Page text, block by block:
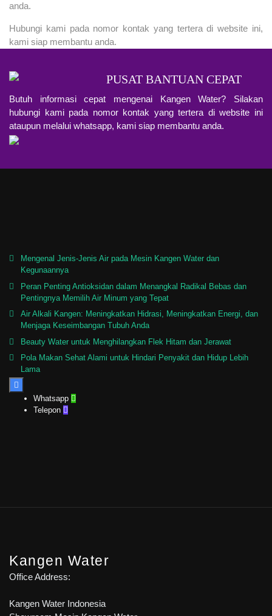
anda.
Hubungi kami pada nomor kontak yang tertera di website ini,
kami siap membantu anda.
PUSAT BANTUAN CEPAT
Butuh informasi cepat mengenai Kangen Water? Silakan
hubungi kami pada nomor kontak yang tertera di website ini
ataupun melalui whatsapp, kami siap membantu anda.
Mengenal Jenis-Jenis Air pada Mesin Kangen Water dan
Kegunaannya
Peran Penting Antioksidan dalam Menangkal Radikal Bebas dan
Pentingnya Memilih Air Minum yang Tepat
Air Alkali Kangen: Meningkatkan Hidrasi, Meningkatkan Energi, dan
Menjaga Keseimbangan Tubuh Anda
Beauty Water untuk Menghilangkan Flek Hitam dan Jerawat
Pola Makan Sehat Alami untuk Hindari Penyakit dan Hidup Lebih
Lama

Whatsapp 
Telepon 
Kangen Water
Office Address:
Kangen Water Indonesia